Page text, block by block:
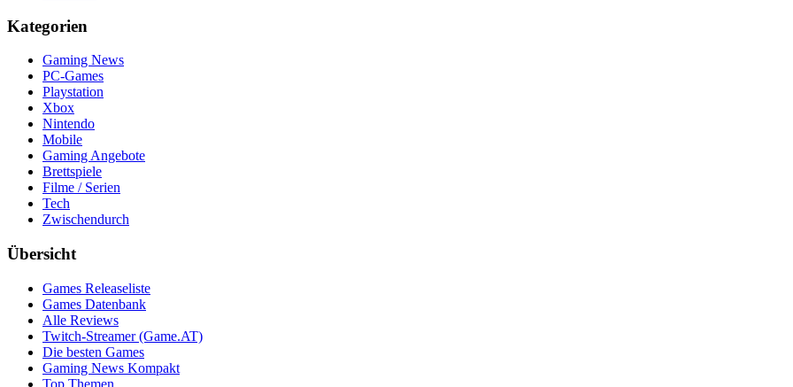
Kategorien
Gaming News
PC-Games
Playstation
Xbox
Nintendo
Mobile
Gaming Angebote
Brettspiele
Filme / Serien
Tech
Zwischendurch
Übersicht
Games Releaseliste
Games Datenbank
Alle Reviews
Twitch-Streamer (Game.AT)
Die besten Games
Gaming News Kompakt
Top Themen